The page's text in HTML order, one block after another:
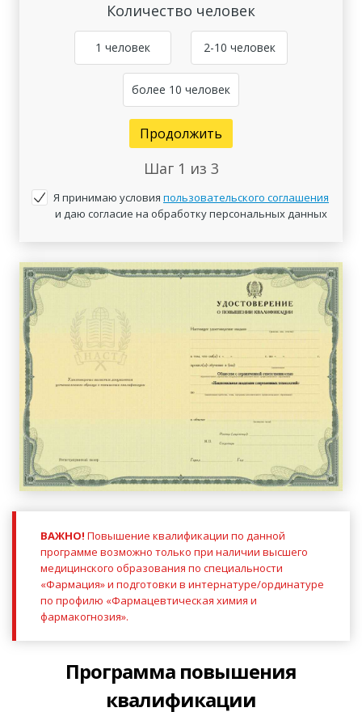
Количество человек
1 человек 2-10 человек
более 10 человек
Продолжить
Шаг 1 из 3
Я принимаю условия пользовательского соглашения
и даю согласие на обработку персональных данных
ВАЖНО! Повышение квалификации по данной
программе возможно только при наличии высшего
медицинского образования по специальности
«Фармация» и подготовки в интернатуре/ординатуре
по профилю «Фармацевтическая химия и
фармакогнозия».
Программа повышения
квалификации